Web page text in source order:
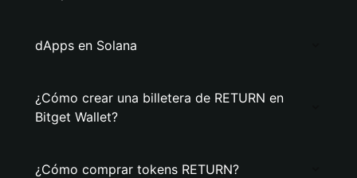
dApps en Solana
¿Cómo crear una billetera de RETURN en
Bitget Wallet?
¿Cómo comprar tokens RETURN?